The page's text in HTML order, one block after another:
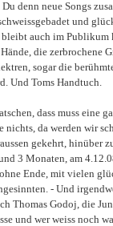
denn neue Songs
und
auch im Publikum
die zerbrochene
sogar die
Und Toms Handtuch.
dass muss eine
nichts, da werden wir
gekehrt, hinüber
3 Monaten, am
Ende, mit vielen
- Und
Thomas Godoj, die
und wer weiss noch